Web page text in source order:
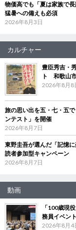
物価高でも「夏は家族で
猛暑への備えも必須
2026年8月3日
カルチャー
豊臣秀吉・
ト 和歌山
2026年8月8
旅の思い出を五・七・五
ンテスト」を開催
2026年8月7日
東野圭吾が選んだ「記憶
読者参加型キャンペーン
2026年8月7日
動画
「100歳現
務員イベン
2026年8月4